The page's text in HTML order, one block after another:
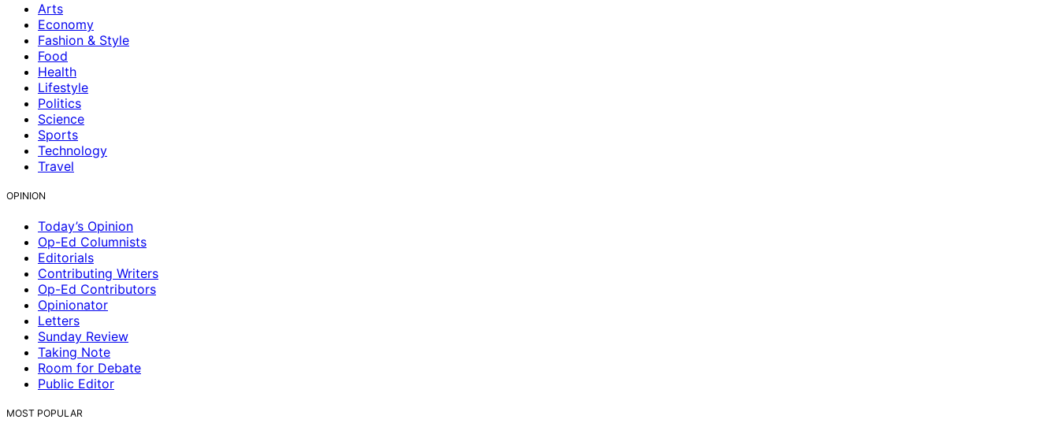
Arts
Economy
Fashion & Style
Food
Health
Lifestyle
Politics
Science
Sports
Technology
Travel
OPINION
Today’s Opinion
Op-Ed Columnists
Editorials
Contributing Writers
Op-Ed Contributors
Opinionator
Letters
Sunday Review
Taking Note
Room for Debate
Public Editor
MOST POPULAR